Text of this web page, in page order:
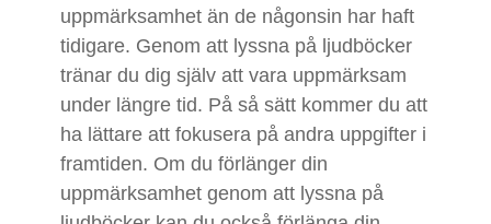
uppmärksamhet än de någonsin har haft
tidigare. Genom att lyssna på ljudböcker
tränar du dig själv att vara uppmärksam
under längre tid. På så sätt kommer du att
ha lättare att fokusera på andra uppgifter i
framtiden. Om du förlänger din
uppmärksamhet genom att lyssna på